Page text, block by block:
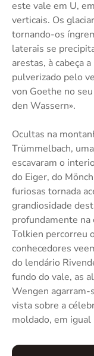
este vale em U,
verticais. Os
tornando-os
laterais se
arestas, à cabeça
pulverizado pelo
von Goethe no
den Wassern».
Ocultas na
Trümmelbach,
escavaram o
do Eiger, do
furiosas tornada
grandiosidade
profundamente na
Tolkien percorreu
conhecedores
do lendário
fundo do vale, as
Wengen agarram-
vista sobre a
moldado, em igual